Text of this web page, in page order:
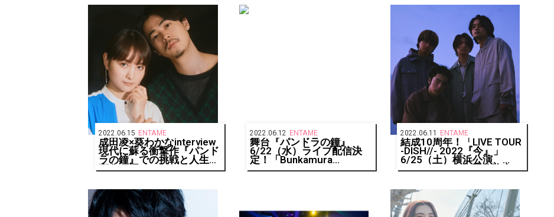
2022.06.15 ENTAME
成田凌×葵わかなinterview
現代に蘇る衝撃作『パンド
ラの鐘』での挑戦と人生の
変化を語る
2022.06.12 ENTAME
舞台『パンドラの鐘』
6/22（水）ライブ配信決
定！「Bunkamura
STREAMING」にて
2022.06.11 ENTAME
結成10周年！「LIVE TOUR
-DISH//- 2022『今』」
6/25（土）横浜公演、
Huluストアで生配信決定！